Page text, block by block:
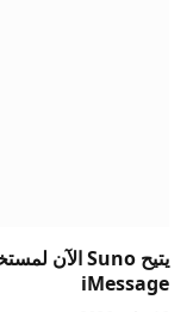
iMessage